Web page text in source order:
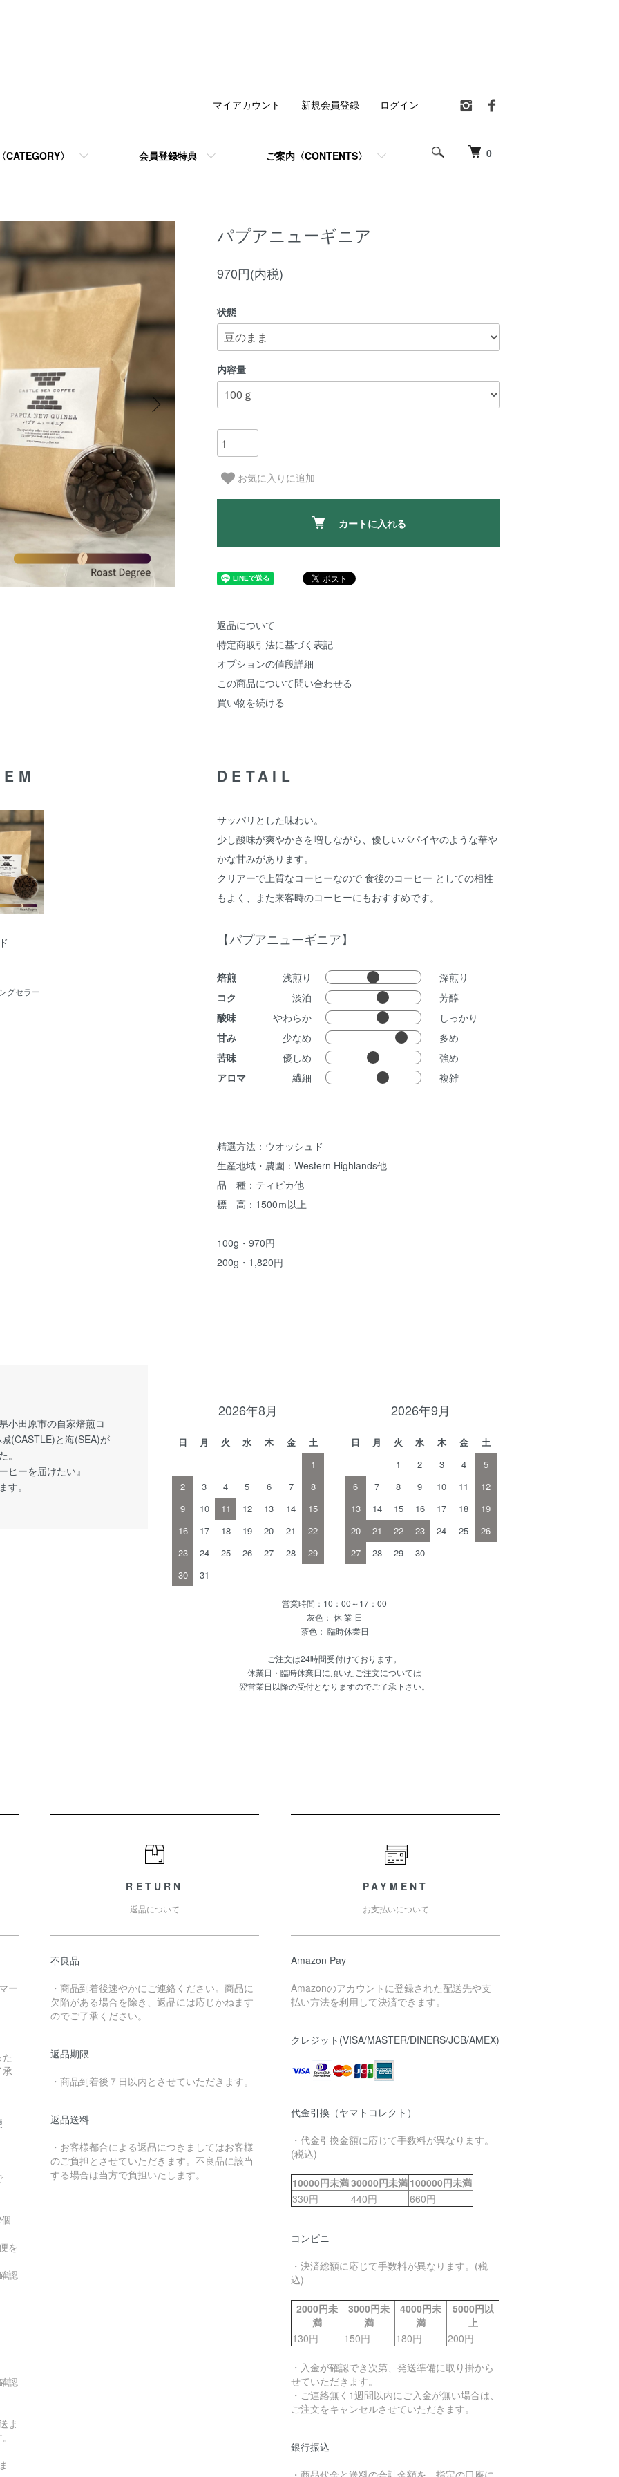
0
〉 会員登録特典 ご案内〈CONTENTS〉
マイアカウント 新規会員登録 ログイン
パプアニューギニア
970円(内税)
状態
内容量
お気に入りに追加
カートに入れる
返品について
特定商取引法に基づく表記
オプションの値段詳細
この商品について問い合わせる
買い物を続ける
DETAIL
サッパリとした味わい。
少し酸味が爽やかさを増しながら、優しいパパイヤのような華や
かな甘みがあります。
クリアーで上質なコーヒーなので 食後のコーヒー としての相性
もよく、また来客時のコーヒーにもおすすめです。
【パプアニューギニア】
焙煎 浅煎り
深煎り
コク
淡泊
芳醇
酸味
やわらか
しっかり
甘み
少なめ
多め
苦味
優しめ
強め
アロマ
繊細 複雑
精選方法：ウオッシュド
生産地域・農園：Western Highlands他
品 種：ティピカ他
標 高：1500ｍ以上
100g・970円
200g・1,820円
グセラー
小田原市の自家焙煎コ
(CASTLE)と海(SEA)が
ヒーを届けたい』
。
2026年8月
日 月 火 水 木 金
土
1
2
3 4 5 6 7
8
9
10 11 12 13 14
15
16
17 18 19 20 21
22
23
24 25 26 27 28
29
30
31
2026年9月
日 月 火 水 木 金
土
1
2 3 4
5
6
7 8 9 10 11
12
13
14 15 16 17 18
19
20
21 22 23 24 25
26
27
28 29 30
営業時間：10：00～17：00
灰色： 休 業 日
茶色： 臨時休業日
ご注文は24時間受付けております。
休業日・臨時休業日に頂いたご注文については
翌営業日以降の受付となりますのでご了承下さい。
ー
を
認
認
ま
RETURN
返品について
不良品
・商品到着後速やかにご連絡ください。商品に
欠陥がある場合を除き、返品には応じかねます
のでご了承ください。
返品期限
・商品到着後７日以内とさせていただきます。
返品送料
・お客様都合による返品につきましてはお客様
のご負担とさせていただきます。不良品に該当
する場合は当方で負担いたします。
PAYMENT
お支払いについて
Amazon Pay
Amazonのアカウントに登録された配送先や支
払い方法を利用して決済できます。
クレジット(VISA/MASTER/DINERS/JCB/AMEX)
代金引換（ヤマトコレクト）
・代金引換金額に応じて手数料が異なります。
(税込)
10000円未満30000円未満 100000円未満
330円
440円 660円
コンビニ
・決済総額に応じて手数料が異なります。(税
込)
2000円未
満
3000円未
満
4000円未
満
5000円以
上
130円
150円 180円 200円
・入金が確認でき次第、発送準備に取り掛から
せていただきます。
・ご連絡無く1週間以内にご入金が無い場合は、
ご注文をキャンセルさせていただきます。
銀行振込
・商品代金と送料の合計金額を、指定の口座に